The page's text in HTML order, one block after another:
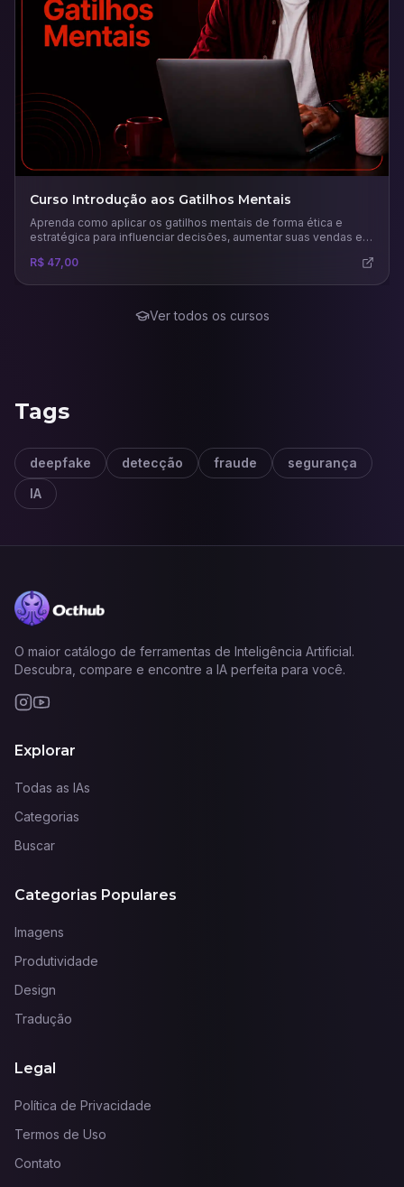
Curso Introdução aos Gatilhos Mentais
Aprenda como aplicar os gatilhos mentais de forma ética e
estratégica para influenciar decisões, aumentar suas vendas e
R$ 47,00
Ver todos os cursos
Tags
deepfake detecção fraude
segurança
IA
O maior catálogo de ferramentas de Inteligência Artificial.
Descubra, compare e encontre a IA perfeita para você.
Explorar
Todas as IAs
Categorias
Buscar
Categorias Populares
Imagens
Produtividade
Design
Tradução
Legal
Política de Privacidade
Termos de Uso
Contato